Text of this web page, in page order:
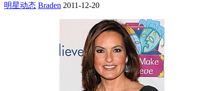
明星动态 Braden 2011-12-20